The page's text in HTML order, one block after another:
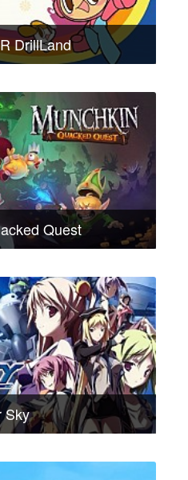
DrillLand
Quest
Sky